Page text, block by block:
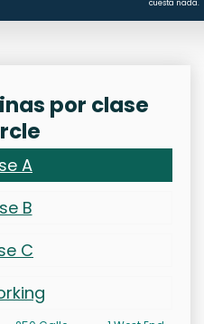
cuesta nada.
por clase
A
B
C